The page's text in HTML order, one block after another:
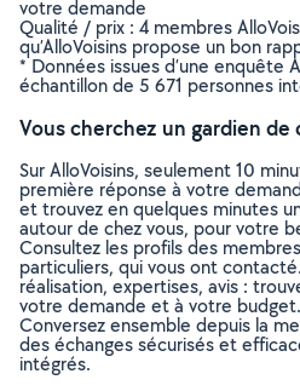
votre demande
Qualité / prix : 4 membres
qu’AlloVoisins propose un bon
* Données issues d’une enquête
échantillon de 5 671 personnes
Vous cherchez un gardien de
Sur AlloVoisins, seulement 10
première réponse à votre
et trouvez en quelques minutes
autour de chez vous, pour votre
Consultez les profils des
particuliers, qui vous ont
réalisation, expertises, avis :
votre demande et à votre budget.
Conversez ensemble depuis la
des échanges sécurisés et
intégrés.